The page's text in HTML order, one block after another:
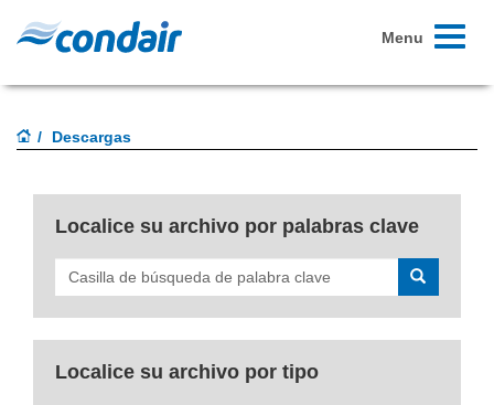
Toggle
Menu
Descargas
Localice su archivo por palabras clave
Buscar
Localice su archivo por tipo